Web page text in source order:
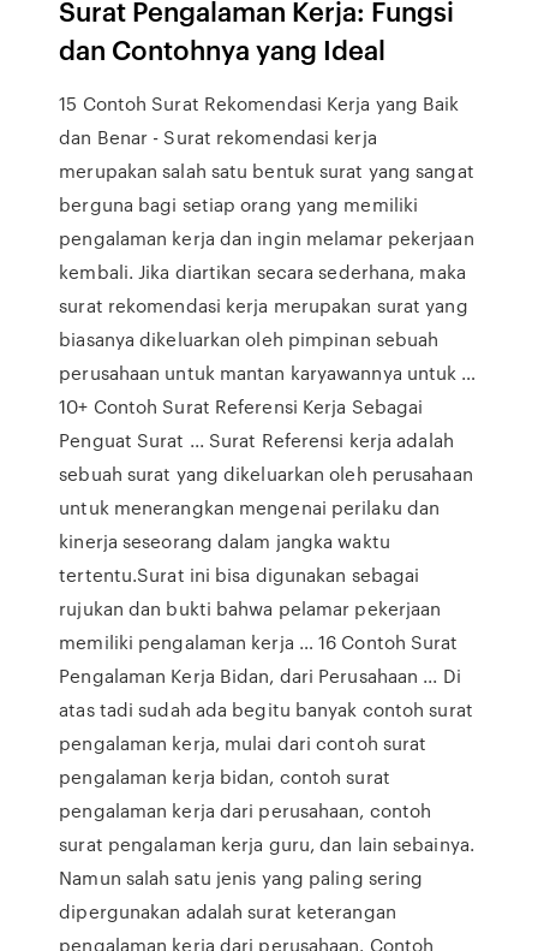
Surat Pengalaman Kerja: Fungsi
dan Contohnya yang Ideal
15 Contoh Surat Rekomendasi Kerja yang Baik
dan Benar - Surat rekomendasi kerja
merupakan salah satu bentuk surat yang sangat
berguna bagi setiap orang yang memiliki
pengalaman kerja dan ingin melamar pekerjaan
kembali. Jika diartikan secara sederhana, maka
surat rekomendasi kerja merupakan surat yang
biasanya dikeluarkan oleh pimpinan sebuah
perusahaan untuk mantan karyawannya untuk …
10+ Contoh Surat Referensi Kerja Sebagai
Penguat Surat ... Surat Referensi kerja adalah
sebuah surat yang dikeluarkan oleh perusahaan
untuk menerangkan mengenai perilaku dan
kinerja seseorang dalam jangka waktu
tertentu.Surat ini bisa digunakan sebagai
rujukan dan bukti bahwa pelamar pekerjaan
memiliki pengalaman kerja … 16 Contoh Surat
Pengalaman Kerja Bidan, dari Perusahaan ... Di
atas tadi sudah ada begitu banyak contoh surat
pengalaman kerja, mulai dari contoh surat
pengalaman kerja bidan, contoh surat
pengalaman kerja dari perusahaan, contoh
surat pengalaman kerja guru, dan lain sebainya.
Namun salah satu jenis yang paling sering
dipergunakan adalah surat keterangan
pengalaman kerja dari perusahaan. Contoh